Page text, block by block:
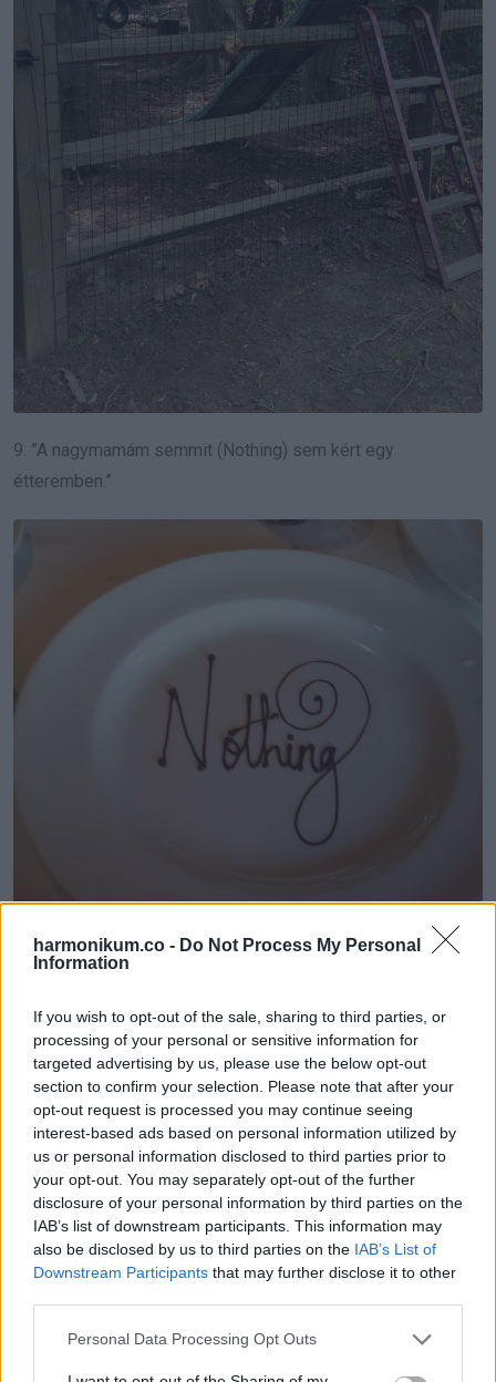
harmonikum.co - Do Not Process My Personal
Information
If you wish to opt-out of the sale, sharing to third parties, or
processing of your personal or sensitive information for
targeted advertising by us, please use the below opt-out
section to confirm your selection. Please note that after your
opt-out request is processed you may continue seeing
interest-based ads based on personal information utilized by
us or personal information disclosed to third parties prior to
your opt-out. You may separately opt-out of the further
disclosure of your personal information by third parties on the
IAB’s list of downstream participants. This information may
also be disclosed by us to third parties on the IAB’s List of
Downstream Participants that may further disclose it to other
Please note that this website/app uses one or more Google
Personal Data Processing Opt Outs
9. ”A nagymamám semmit (Nothing) sem kért egy
étteremben.”
10. ”Remélem, nem kerülök ezért túl nagy bajba.”
(Könyv címe: Csak nőknek)